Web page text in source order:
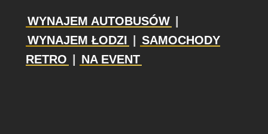
WYNAJEM AUTOBUSÓW
WYNAJEM ŁODZI
SAMOCHODY
RETRO
NA EVENT